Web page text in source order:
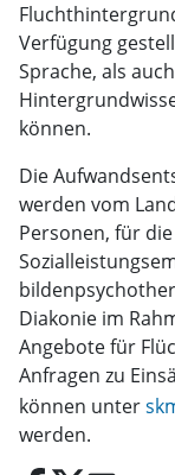
Verfügung
Sprache, als
können.
Die
werden vom
Personen, für
Diakonie im
Angebote für
Anfragen zu
können unter
werden.